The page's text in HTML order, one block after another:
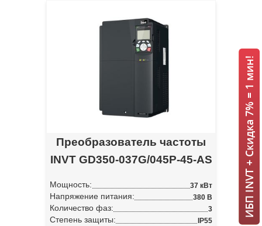
Преобразователь частоты
INVT GD350-037G/045P-45-AS
Мощность: 37 кВт
Напряжение питания: 380 В
Количество фаз: 3
Степень защиты: IP55
ИБП INVT + Скидка 7% = 1 мин!